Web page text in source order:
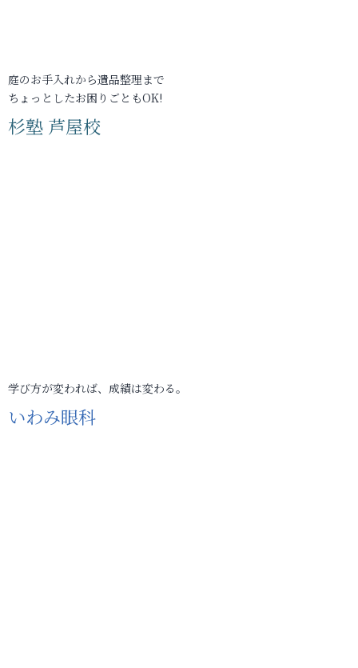
庭のお手入れから遺品整理まで
ちょっとしたお困りごともOK!
杉塾 芦屋校
学び方が変われば、成績は変わる。
いわみ眼科